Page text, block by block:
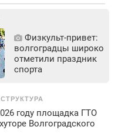
Физкульт‑привет:
волгоградцы широко
отметили праздник
спорта
году площадка ГТО
Волгоградского